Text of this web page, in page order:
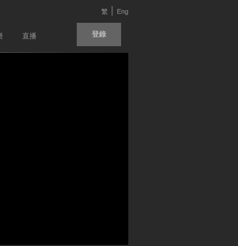
繁 Eng
直播 登錄